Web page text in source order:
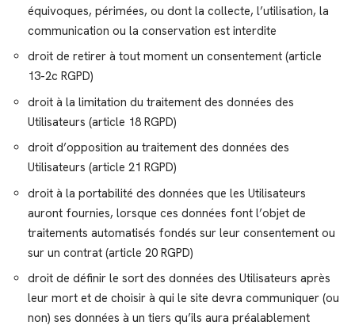
équivoques, périmées, ou dont la collecte, l’utilisation, la
communication ou la conservation est interdite
droit de retirer à tout moment un consentement (article
13-2c RGPD)
droit à la limitation du traitement des données des
Utilisateurs (article 18 RGPD)
droit d’opposition au traitement des données des
Utilisateurs (article 21 RGPD)
droit à la portabilité des données que les Utilisateurs
auront fournies, lorsque ces données font l’objet de
traitements automatisés fondés sur leur consentement ou
sur un contrat (article 20 RGPD)
droit de définir le sort des données des Utilisateurs après
leur mort et de choisir à qui le site devra communiquer (ou
non) ses données à un tiers qu’ils aura préalablement